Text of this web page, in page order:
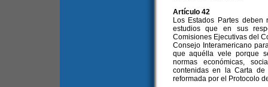
Artículo 42
Los Estados Partes
estudios que en sus
Comisiones Ejecutivas del
Consejo Interamericano
que aquélla vele porque
normas económicas,
contenidas en la Carta de
reformada por el Protocolo